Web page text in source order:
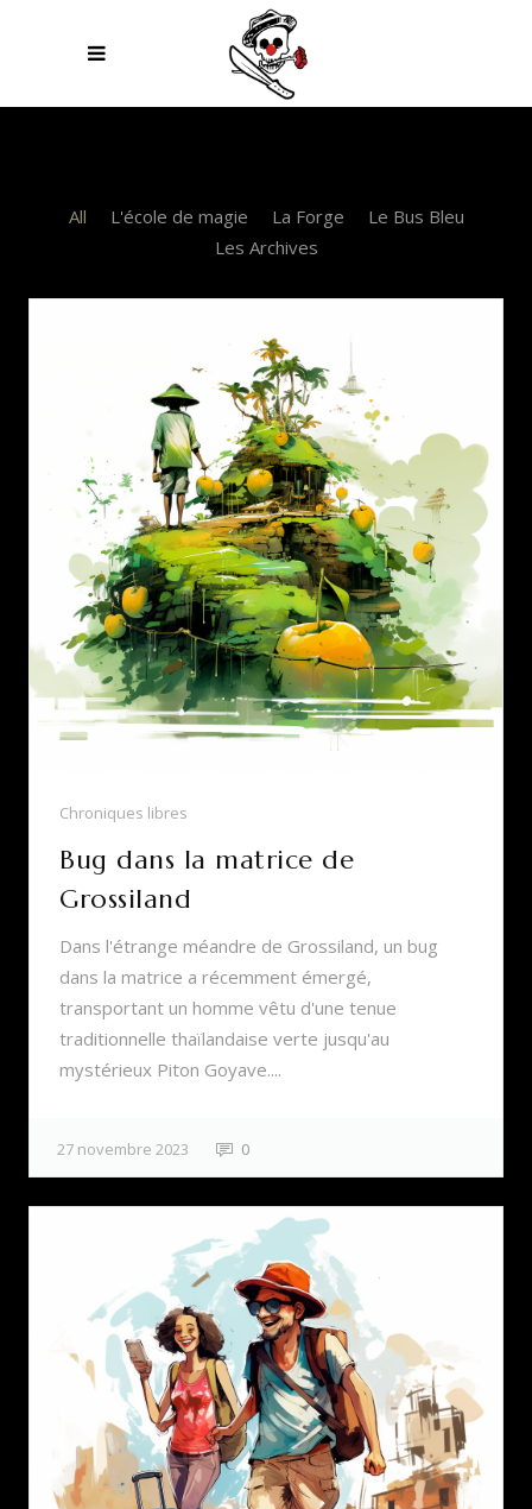
All L'école de magie La Forge
Le Bus Bleu
Les Archives
Chroniques libres
Bug dans la matrice de
Grossiland
Dans l'étrange méandre de Grossiland, un bug
dans la matrice a récemment émergé,
transportant un homme vêtu d'une tenue
traditionnelle thaïlandaise verte jusqu'au
mystérieux Piton Goyave....
27 novembre 2023 0